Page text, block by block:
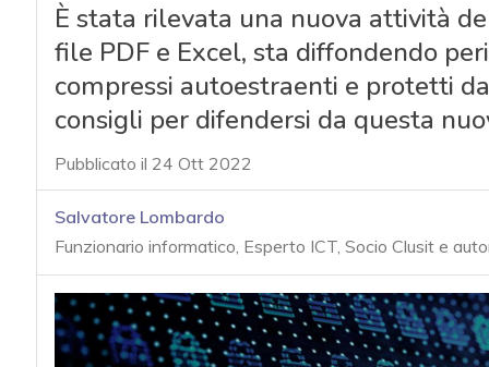
È stata rilevata una nuova attività
file PDF e Excel, sta diffondendo
compressi autoestraenti e protetti
consigli per difendersi da questa
Pubblicato il 24 Ott 2022
Salvatore Lombardo
Funzionario informatico, Esperto ICT, Socio Clusit e